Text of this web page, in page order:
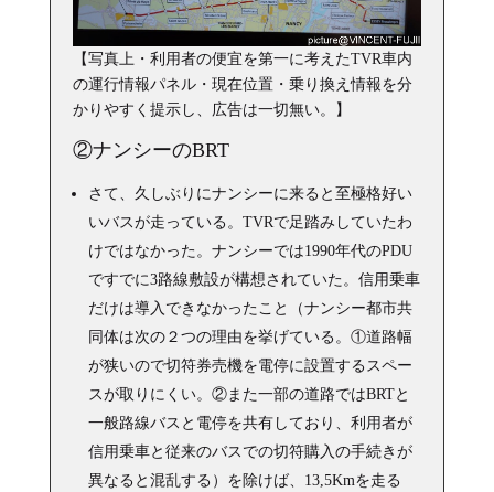
【写真上・利用者の便宜を第一に考えたTVR車内
の運行情報パネル・現在位置・乗り換え情報を分
かりやすく提示し、広告は一切無い。】
②ナンシーのBRT
さて、久しぶりにナンシーに来ると至極格好い
いバスが走っている。TVRで足踏みしていたわ
けではなかった。ナンシーでは1990年代のPDU
ですでに3路線敷設が構想されていた。信用乗車
だけは導入できなかったこと（ナンシー都市共
同体は次の２つの理由を挙げている。①道路幅
が狭いので切符券売機を電停に設置するスペー
スが取りにくい。②また一部の道路ではBRTと
一般路線バスと電停を共有しており、利用者が
信用乗車と従来のバスでの切符購入の手続きが
異なると混乱する）を除けば、13,5Kmを走る